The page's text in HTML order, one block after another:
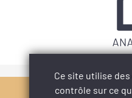
Ce site utilise
contrôle sur ce